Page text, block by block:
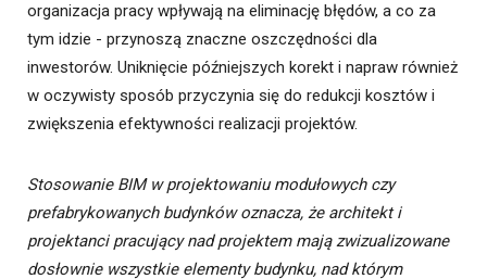
organizacja pracy wpływają na eliminację błędów, a co za
tym idzie - przynoszą znaczne oszczędności dla
inwestorów. Uniknięcie późniejszych korekt i napraw również
w oczywisty sposób przyczynia się do redukcji kosztów i
zwiększenia efektywności realizacji projektów.
Stosowanie BIM w projektowaniu modułowych czy
prefabrykowanych budynków oznacza, że architekt i
projektanci pracujący nad projektem mają zwizualizowane
dosłownie wszystkie elementy budynku, nad którym